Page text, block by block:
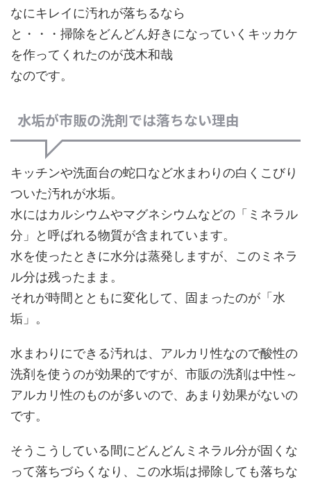
なにキレイに汚れが落ちるなら
と・・・掃除をどんどん好きになっていくキッカケ
を作ってくれたのが茂木和哉
なのです。
水垢が市販の洗剤では落ちない理由
キッチンや洗面台の蛇口など水まわりの白くこびり
ついた汚れが水垢。
水にはカルシウムやマグネシウムなどの「ミネラル
分」と呼ばれる物質が含まれています。
水を使ったときに水分は蒸発しますが、このミネラ
ル分は残ったまま。
それが時間とともに変化して、固まったのが「水
垢」。
水まわりにできる汚れは、アルカリ性なので酸性の
洗剤を使うのが効果的ですが、市販の洗剤は中性～
アルカリ性のものが多いので、あまり効果がないの
です。
そうこうしている間にどんどんミネラル分が固くな
って落ちづらくなり、この水垢は掃除しても落ちな